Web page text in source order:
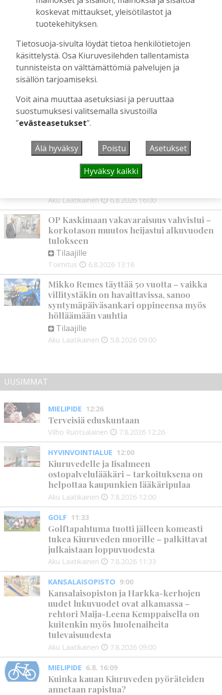
Kiuruvedelle ja Iisalmeen
ostopalvelulääkäri – tarkoituksena on
Tilaajille
Aku Laatikainen 7.8.2026 12:00
Golftapahtuma tuotti jälleen komeasti
julkaistaan loppuvuodesta
Tilaajille
Aku Laatikainen
Biokaasu, Hingunniemi, tiet,
rahoitusasiat, työllisyys, lääkäripula… –
ministeri Sari Essayahin kanssa piisasi
keskustelunaiheita
Aku Laatikainen 6.8.2026 16:00
OP Kaskimaan vakavaraisuus vahvistui –
korkotason muutos heijastui alkuvuoden
tulokseen
Tilaajille
Toimitus 6.8.2026 13:18
Mikko Remes täyttää 50 vuotta – vaikka
villitystäkin on havaittavissa, sanoo
syntymäpäiväsankari oppineensa myös
hölläämään vauhtia
Tilaajille
Aku Laatikainen 5.8.2026 09:00
UUSIMMAT
MIELIPIDE 12:26
Terveisiä eduskuntaan
Vilho Ruotsalainen 7.8.2026 12:26
HYVINVOINTIALUE 12:00
Kiuruvedelle ja Iisalmeen
ostopalvelulääkäri – tarkoituksena on
helpottaa kaupunkien lääkäripulaa
Aku Laatikainen 7.8.2026 12:00
GOLF 11:33
Golftapahtuma tuotti jälleen komeasti
tukea Kiuruveden nuorille – palkittavat
julkaistaan loppuvuodesta
Aku Laatikainen 7.8.2026 11:33
KANSALAISOPISTO 9:00
Kansalaisopiston ja Harkka-kerhojen
uudet lukuvuodet ovat alkamassa –
rehtori Maija-Leena Kemppaisella on
kuitenkin myös huolenaiheita
tulevaisuudesta
Aku Laatikainen 7.8.2026 09:00
MIELIPIDE 6.8. 16:09
Kuinka kauan Kiuruveden pyöräteiden
annetaan rapistua?
koskevat mittaukset, yleisötilastot ja
tuotekehityksen.
Tietosuoja-sivulta löydät tietoa henkilötietojen
käsittelystä. Osa Kiuruvesilehden tallentamista
tunnisteista on välttämättömiä palvelujen ja
sisällön tarjoamiseksi.
Voit aina muuttaa asetuksiasi ja peruuttaa
suostumuksesi valitsemalla sivustoilla
”evästeasetukset”.
Älä hyväksy Poistu Asetukset
Hyväksy kaikki